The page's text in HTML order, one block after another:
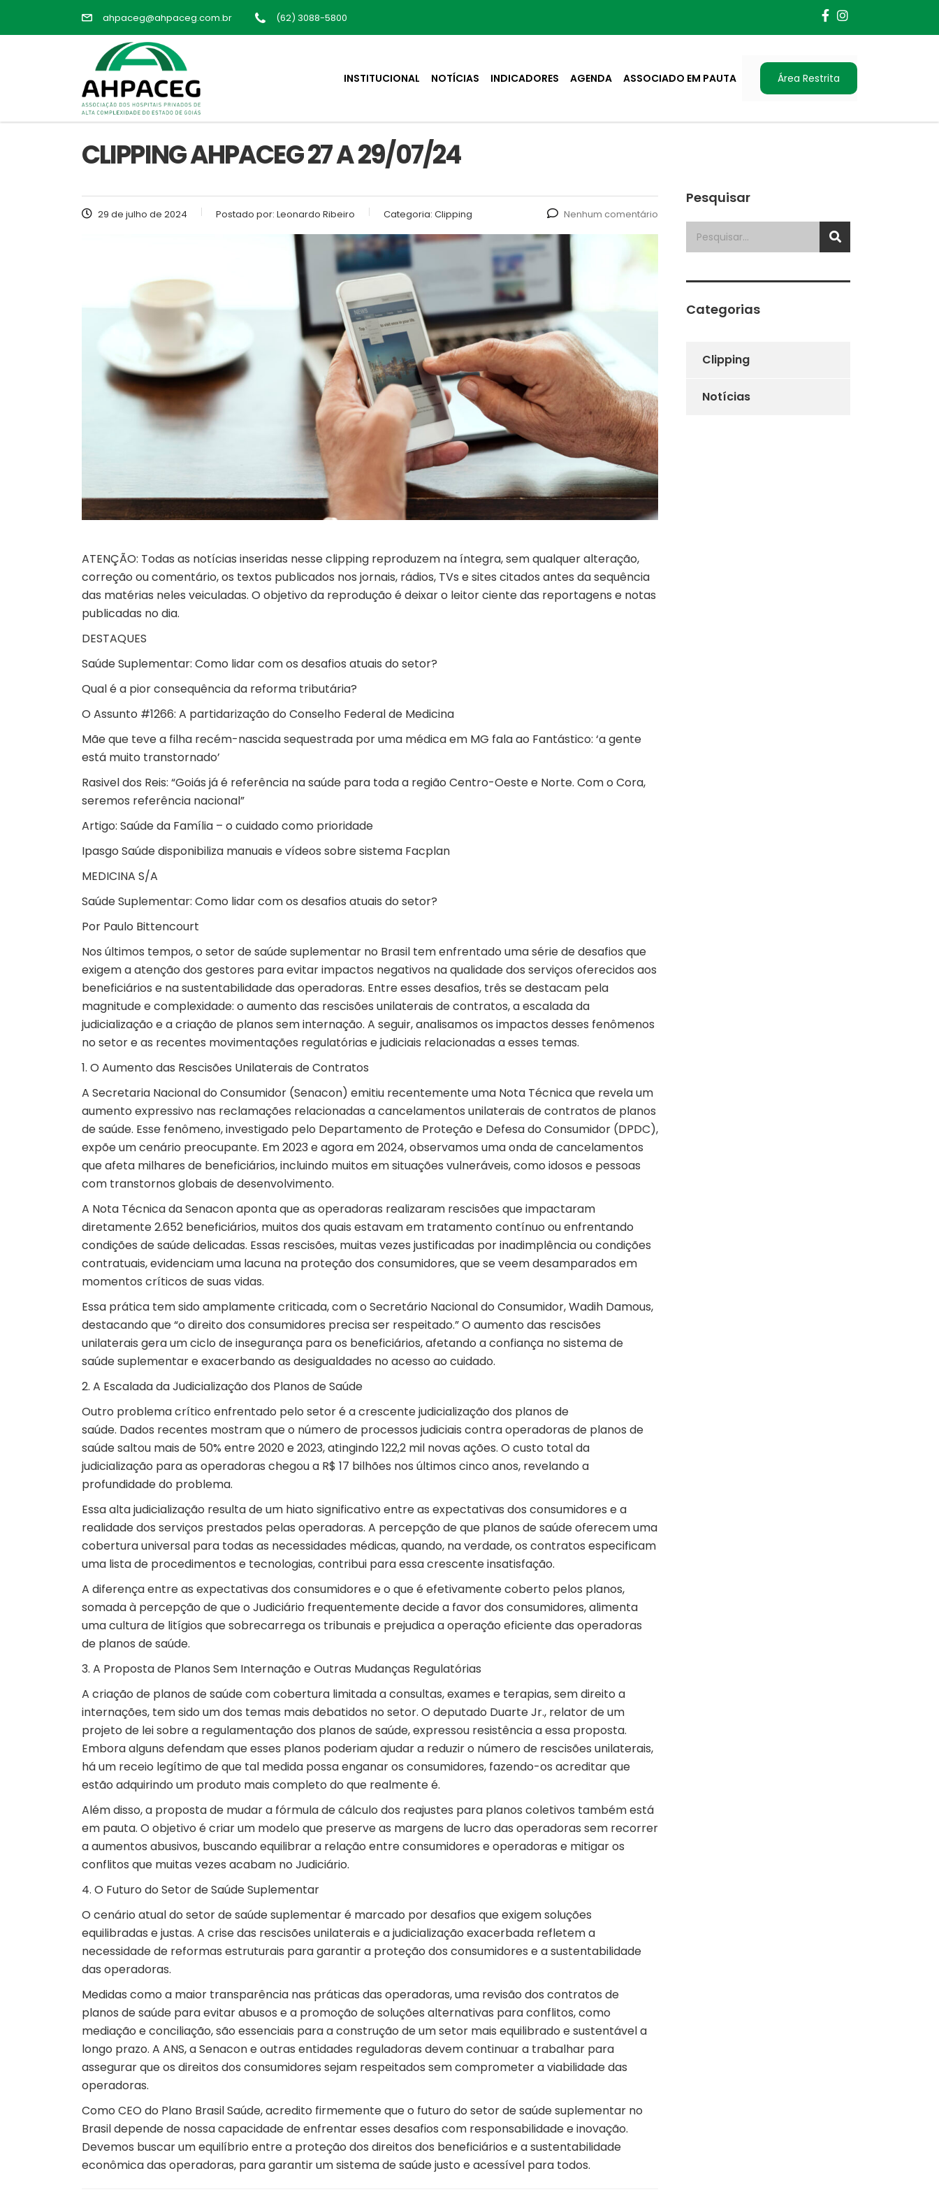
ahpaceg@ahpaceg.com.br (62) 3088-5800
INSTITUCIONAL NOTÍCIAS INDICADORES AGENDA ASSOCIADO EM PAUTA Área Restrita
CLIPPING AHPACEG 27 A 29/07/24
29 de julho de 2024 Postado por: Leonardo Ribeiro Categoria: Clipping Nenhum comentário
ATENÇÃO: Todas as notícias inseridas nesse clipping reproduzem na íntegra, sem qualquer alteração,
correção ou comentário, os textos publicados nos jornais, rádios, TVs e sites citados antes da sequência
das matérias neles veiculadas. O objetivo da reprodução é deixar o leitor ciente das reportagens e notas
publicadas no dia.
DESTAQUES
Saúde Suplementar: Como lidar com os desafios atuais do setor?
Qual é a pior consequência da reforma tributária?
O Assunto #1266: A partidarização do Conselho Federal de Medicina
Mãe que teve a filha recém-nascida sequestrada por uma médica em MG fala ao Fantástico: ‘a gente
está muito transtornado’
Rasivel dos Reis: “Goiás já é referência na saúde para toda a região Centro-Oeste e Norte. Com o Cora,
seremos referência nacional”
Artigo: Saúde da Família – o cuidado como prioridade
Ipasgo Saúde disponibiliza manuais e vídeos sobre sistema Facplan
MEDICINA S/A
Saúde Suplementar: Como lidar com os desafios atuais do setor?
Por Paulo Bittencourt
Nos últimos tempos, o setor desaúde suplementar no Brasil tem enfrentado uma série de desafios que
exigem a atenção dos gestores para evitar impactos negativos na qualidade dos serviços oferecidos aos
beneficiários e na sustentabilidade das operadoras. Entre esses desafios, três se destacam pela
magnitude e complexidade: o aumento das rescisões unilaterais de contratos, a escalada da
judicialização e a criação de planos sem internação. A seguir, analisamos os impactos desses fenômenos
no setor e as recentes movimentações regulatórias e judiciais relacionadas a esses temas.
1. O Aumento das Rescisões Unilaterais de Contratos
A Secretaria Nacional do Consumidor (Senacon) emitiu recentemente uma Nota Técnicaque revela um
aumento expressivo nas reclamações relacionadas a cancelamentos unilaterais de contratos de planos
de saúde. Esse fenômeno, investigado pelo Departamento de Proteção e Defesa do Consumidor (DPDC),
expõe um cenário preocupante. Em 2023 e agora em 2024, observamos uma onda de cancelamentos
que afeta milhares de beneficiários, incluindo muitos em situações vulneráveis, como idosos e pessoas
com transtornos globais de desenvolvimento.
A Nota Técnica da Senacon aponta que as operadoras realizaram rescisões que impactaram
diretamente 2.652 beneficiários, muitos dos quais estavam em tratamento contínuo ou enfrentando
condições de saúde delicadas. Essas rescisões, muitas vezes justificadas por inadimplência ou condições
contratuais, evidenciam uma lacuna na proteção dos consumidores, que se veem desamparados em
momentos críticos de suas vidas.
Essa prática tem sido amplamente criticada, com o Secretário Nacional do Consumidor, Wadih Damous,
destacando que “o direito dos consumidores precisa ser respeitado.” O aumento das rescisões
unilaterais gera um ciclo de insegurança para os beneficiários, afetando a confiança no sistema de
saúde suplementar e exacerbando as desigualdades no acesso ao cuidado.
2. A Escalada da Judicialização dos Planos de Saúde
Outro problema crítico enfrentado pelo setor é a crescente judicialização dos planos de
saúde. Dados recentes mostram que o número de processos judiciais contra operadoras de planos de
saúde saltou mais de 50% entre 2020 e 2023, atingindo 122,2 mil novas ações. O custo total da
judicialização para as operadoras chegou a R$ 17 bilhões nos últimos cinco anos, revelando a
profundidade do problema.
Essa alta judicialização resulta de um hiato significativo entre as expectativas dos consumidores e a
realidade dos serviços prestados pelas operadoras. A percepção de que planos de saúde oferecem uma
cobertura universal para todas as necessidades médicas, quando, na verdade, os contratos especificam
uma lista de procedimentos e tecnologias, contribui para essa crescente insatisfação.
A diferença entre as expectativas dos consumidores e o que é efetivamente coberto pelos planos,
somada à percepção de que o Judiciário frequentemente decide a favor dos consumidores, alimenta
uma cultura de litígios que sobrecarrega os tribunais e prejudica a operação eficiente das operadoras
de planos de saúde.
3. A Proposta de Planos Sem Internação e Outras Mudanças Regulatórias
A criação de planos de saúde com cobertura limitada a consultas, exames e terapias, sem direito a
internações, tem sido um dos temas mais debatidos no setor. O deputado Duarte Jr., relator de um
projeto de lei sobre a regulamentação dos planos de saúde, expressou resistênciaa essa proposta.
Embora alguns defendam que esses planos poderiam ajudar a reduzir o número de rescisões unilaterais,
há um receio legítimo de que tal medida possa enganar os consumidores, fazendo-os acreditar que
estão adquirindo um produto mais completo do que realmente é.
Além disso, a proposta de mudar a fórmula de cálculo dos reajustes para planos coletivos também está
em pauta. O objetivo é criar um modelo que preserve as margens de lucro das operadoras sem recorrer
a aumentos abusivos, buscando equilibrar a relação entre consumidores e operadoras e mitigar os
conflitos que muitas vezes acabam no Judiciário.
4. O Futuro do Setor de Saúde Suplementar
O cenário atual do setor de saúde suplementar é marcado por desafios que exigem soluções
equilibradas e justas. A crise das rescisões unilaterais e a judicialização exacerbada refletem a
necessidade de reformas estruturais para garantir a proteção dos consumidores e a sustentabilidade
das operadoras.
Medidas como a maior transparência nas práticas das operadoras, uma revisão dos contratos de
planos de saúde para evitar abusos e a promoção de soluções alternativas para conflitos, como
mediação e conciliação, são essenciais para a construção de um setor mais equilibrado e sustentável a
longo prazo. A ANS, a Senacon e outras entidades reguladoras devem continuar a trabalhar para
assegurar que os direitos dos consumidores sejam respeitados sem comprometer a viabilidade das
operadoras.
Como CEO do Plano Brasil Saúde, acredito firmemente que o futuro do setor de saúde suplementar no
Brasil depende de nossa capacidade de enfrentar esses desafios com responsabilidade e inovação.
Devemos buscar um equilíbrio entre a proteção dos direitos dos beneficiários e a sustentabilidade
econômica das operadoras, para garantir um sistema de saúde justo e acessível para todos.
Pesquisar
Categorias
Clipping
Notícias